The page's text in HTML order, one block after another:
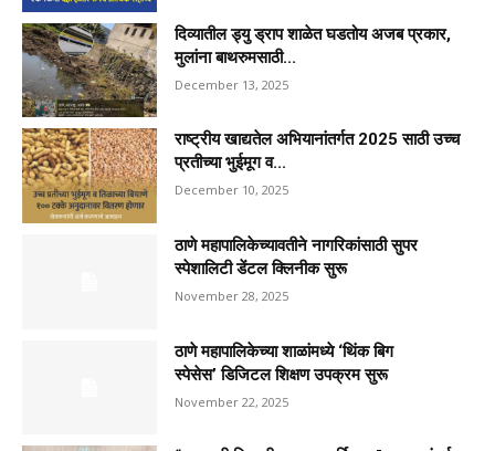
दिव्यातील ड्यु ड्राप शाळेत घडतोय अजब प्रकार,
मुलांना बाथरुमसाठी...
December 13, 2025
राष्ट्रीय खाद्यतेल अभियानांतर्गत 2025 साठी उच्च
प्रतीच्या भुईमूग व...
December 10, 2025
ठाणे महापालिकेच्यावतीने नागरिकांसाठी सुपर
स्पेशालिटी डेंटल क्लिनीक सुरू
November 28, 2025
ठाणे महापालिकेच्या शाळांमध्ये ‘थिंक बिग
स्पेसेस’ डिजिटल शिक्षण उपक्रम सुरू
November 22, 2025